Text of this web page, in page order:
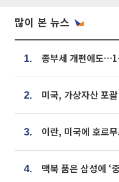
많이 본 뉴스
1.
2.
3.
4.